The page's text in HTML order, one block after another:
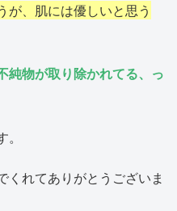
が、肌には優しいと思う
純物が取り除かれてる、っ
くれてありがとうございま